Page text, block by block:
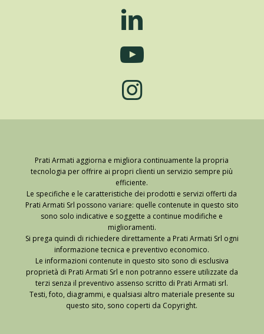
Prati Armati aggiorna e migliora continuamente la propria
tecnologia per offrire ai propri clienti un servizio sempre più
efficiente.
Le specifiche e le caratteristiche dei prodotti e servizi offerti da
Prati Armati Srl possono variare: quelle contenute in questo sito
sono solo indicative e soggette a continue modifiche e
miglioramenti.
Si prega quindi di richiedere direttamente a Prati Armati Srl ogni
informazione tecnica e preventivo economico.
Le informazioni contenute in questo sito sono di esclusiva
proprietà di Prati Armati Srl e non potranno essere utilizzate da
terzi senza il preventivo assenso scritto di Prati Armati srl.
Testi, foto, diagrammi, e qualsiasi altro materiale presente su
questo sito, sono coperti da Copyright.